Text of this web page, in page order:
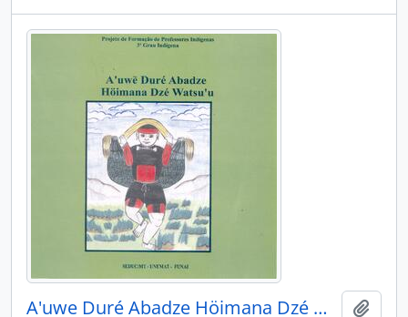
A'uwe Duré Abadze Höimana Dzé Watsu'u